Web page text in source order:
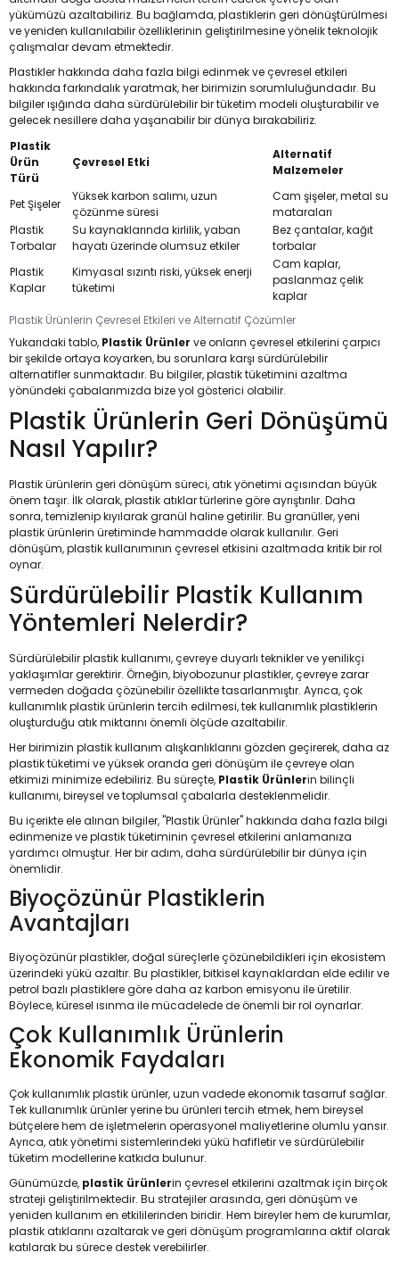
yükümüzü azaltabiliriz. Bu bağlamda, plastiklerin geri dönüştürülmesi
ve yeniden kullanılabilir özelliklerinin geliştirilmesine yönelik teknolojik
çalışmalar devam etmektedir.
Plastikler hakkında daha fazla bilgi edinmek ve çevresel etkileri
hakkında farkındalık yaratmak, her birimizin sorumluluğundadır. Bu
bilgiler ışığında daha sürdürülebilir bir tüketim modeli oluşturabilir ve
gelecek nesillere daha yaşanabilir bir dünya bırakabiliriz.
Plastik Ürünlerin Çevresel Etkileri ve Alternatif Çözümler
Plastik
Ürün
Türü
Çevresel Etki
Alternatif
Malzemeler
Pet Şişeler
Yüksek karbon salımı, uzun
çözünme süresi
Cam şişeler, metal su
mataraları
Plastik
Torbalar
Su kaynaklarında kirlilik, yaban
hayatı üzerinde olumsuz etkiler
Bez çantalar, kağıt
torbalar
Plastik
Kaplar
Kimyasal sızıntı riski, yüksek enerji
tüketimi
Cam kaplar,
paslanmaz çelik
kaplar
Yukarıdaki tablo, Plastik Ürünler ve onların çevresel etkilerini çarpıcı
bir şekilde ortaya koyarken, bu sorunlara karşı sürdürülebilir
alternatifler sunmaktadır. Bu bilgiler, plastik tüketimini azaltma
yönündeki çabalarımızda bize yol gösterici olabilir.
Plastik Ürünlerin Geri Dönüşümü
Nasıl Yapılır?
Plastik ürünlerin geri dönüşüm süreci, atık yönetimi açısından büyük
önem taşır. İlk olarak, plastik atıklar türlerine göre ayrıştırılır. Daha
sonra, temizlenip kıyılarak granül haline getirilir. Bu granüller, yeni
plastik ürünlerin üretiminde hammadde olarak kullanılır. Geri
dönüşüm, plastik kullanımının çevresel etkisini azaltmada kritik bir rol
oynar.
Sürdürülebilir Plastik Kullanım
Yöntemleri Nelerdir?
Sürdürülebilir plastik kullanımı, çevreye duyarlı teknikler ve yenilikçi
yaklaşımlar gerektirir. Örneğin, biyobozunur plastikler, çevreye zarar
vermeden doğada çözünebilir özellikte tasarlanmıştır. Ayrıca, çok
kullanımlık plastik ürünlerin tercih edilmesi, tek kullanımlık plastiklerin
oluşturduğu atık miktarını önemli ölçüde azaltabilir.
Her birimizin plastik kullanım alışkanlıklarını gözden geçirerek, daha az
plastik tüketimi ve yüksek oranda geri dönüşüm ile çevreye olan
etkimizi minimize edebiliriz. Bu süreçte, Plastik Ürünlerin bilinçli
kullanımı, bireysel ve toplumsal çabalarla desteklenmelidir.
Bu içerikte ele alınan bilgiler, "Plastik Ürünler" hakkında daha fazla bilgi
edinmenize ve plastik tüketiminin çevresel etkilerini anlamanıza
yardımcı olmuştur. Her bir adım, daha sürdürülebilir bir dünya için
önemlidir.
Biyoçözünür Plastiklerin
Avantajları
Biyoçözünür plastikler, doğal süreçlerle çözünebildikleri için ekosistem
üzerindeki yükü azaltır. Bu plastikler, bitkisel kaynaklardan elde edilir ve
petrol bazlı plastiklere göre daha az karbon emisyonu ile üretilir.
Böylece, küresel ısınma ile mücadelede de önemli bir rol oynarlar.
Çok Kullanımlık Ürünlerin
Ekonomik Faydaları
Çok kullanımlık plastik ürünler, uzun vadede ekonomik tasarruf sağlar.
Tek kullanımlık ürünler yerine bu ürünleri tercih etmek, hem bireysel
bütçelere hem de işletmelerin operasyonel maliyetlerine olumlu yansır.
Ayrıca, atık yönetimi sistemlerindeki yükü hafifletir ve sürdürülebilir
tüketim modellerine katkıda bulunur.
Günümüzde, plastik ürünlerin çevresel etkilerini azaltmak için birçok
strateji geliştirilmektedir. Bu stratejiler arasında, geri dönüşüm ve
yeniden kullanım en etkililerinden biridir. Hem bireyler hem de kurumlar,
plastik atıklarını azaltarak ve geri dönüşüm programlarına aktif olarak
katılarak bu sürece destek verebilirler.